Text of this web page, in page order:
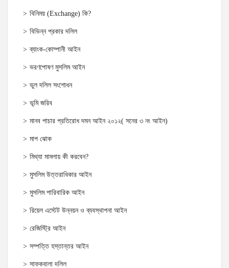
বিনিময় (Exchange) কি?
বিভিন্ন প্রকার দলিল
ব্যাংক-কোম্পানী আইন
ভরণপোষণ মুসলিম আইন
ভুল দলিল সংশোধন
ভূমি জরিব
মানব পাচার প্রতিরোধ দমন আইন ২০১২( সনের ৩ নং আইন)
মাপ ঝোক
মিথ্যা মামলায় কী করবেন?
মুসলিম উত্তরাধিকার আইন
মুসলিম পারিবারিক আইন
রিয়েল এস্টেট উন্নয়ন ও ব্যবস্থাপনা আইন
রেজিস্ট্রি আইন
সম্পত্তি হস্তান্তর আইন
সাফকবালা দলিল